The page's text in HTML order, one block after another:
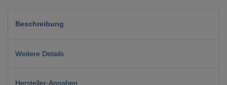
Beschreibung
Weitere Details
Hersteller-Angaben